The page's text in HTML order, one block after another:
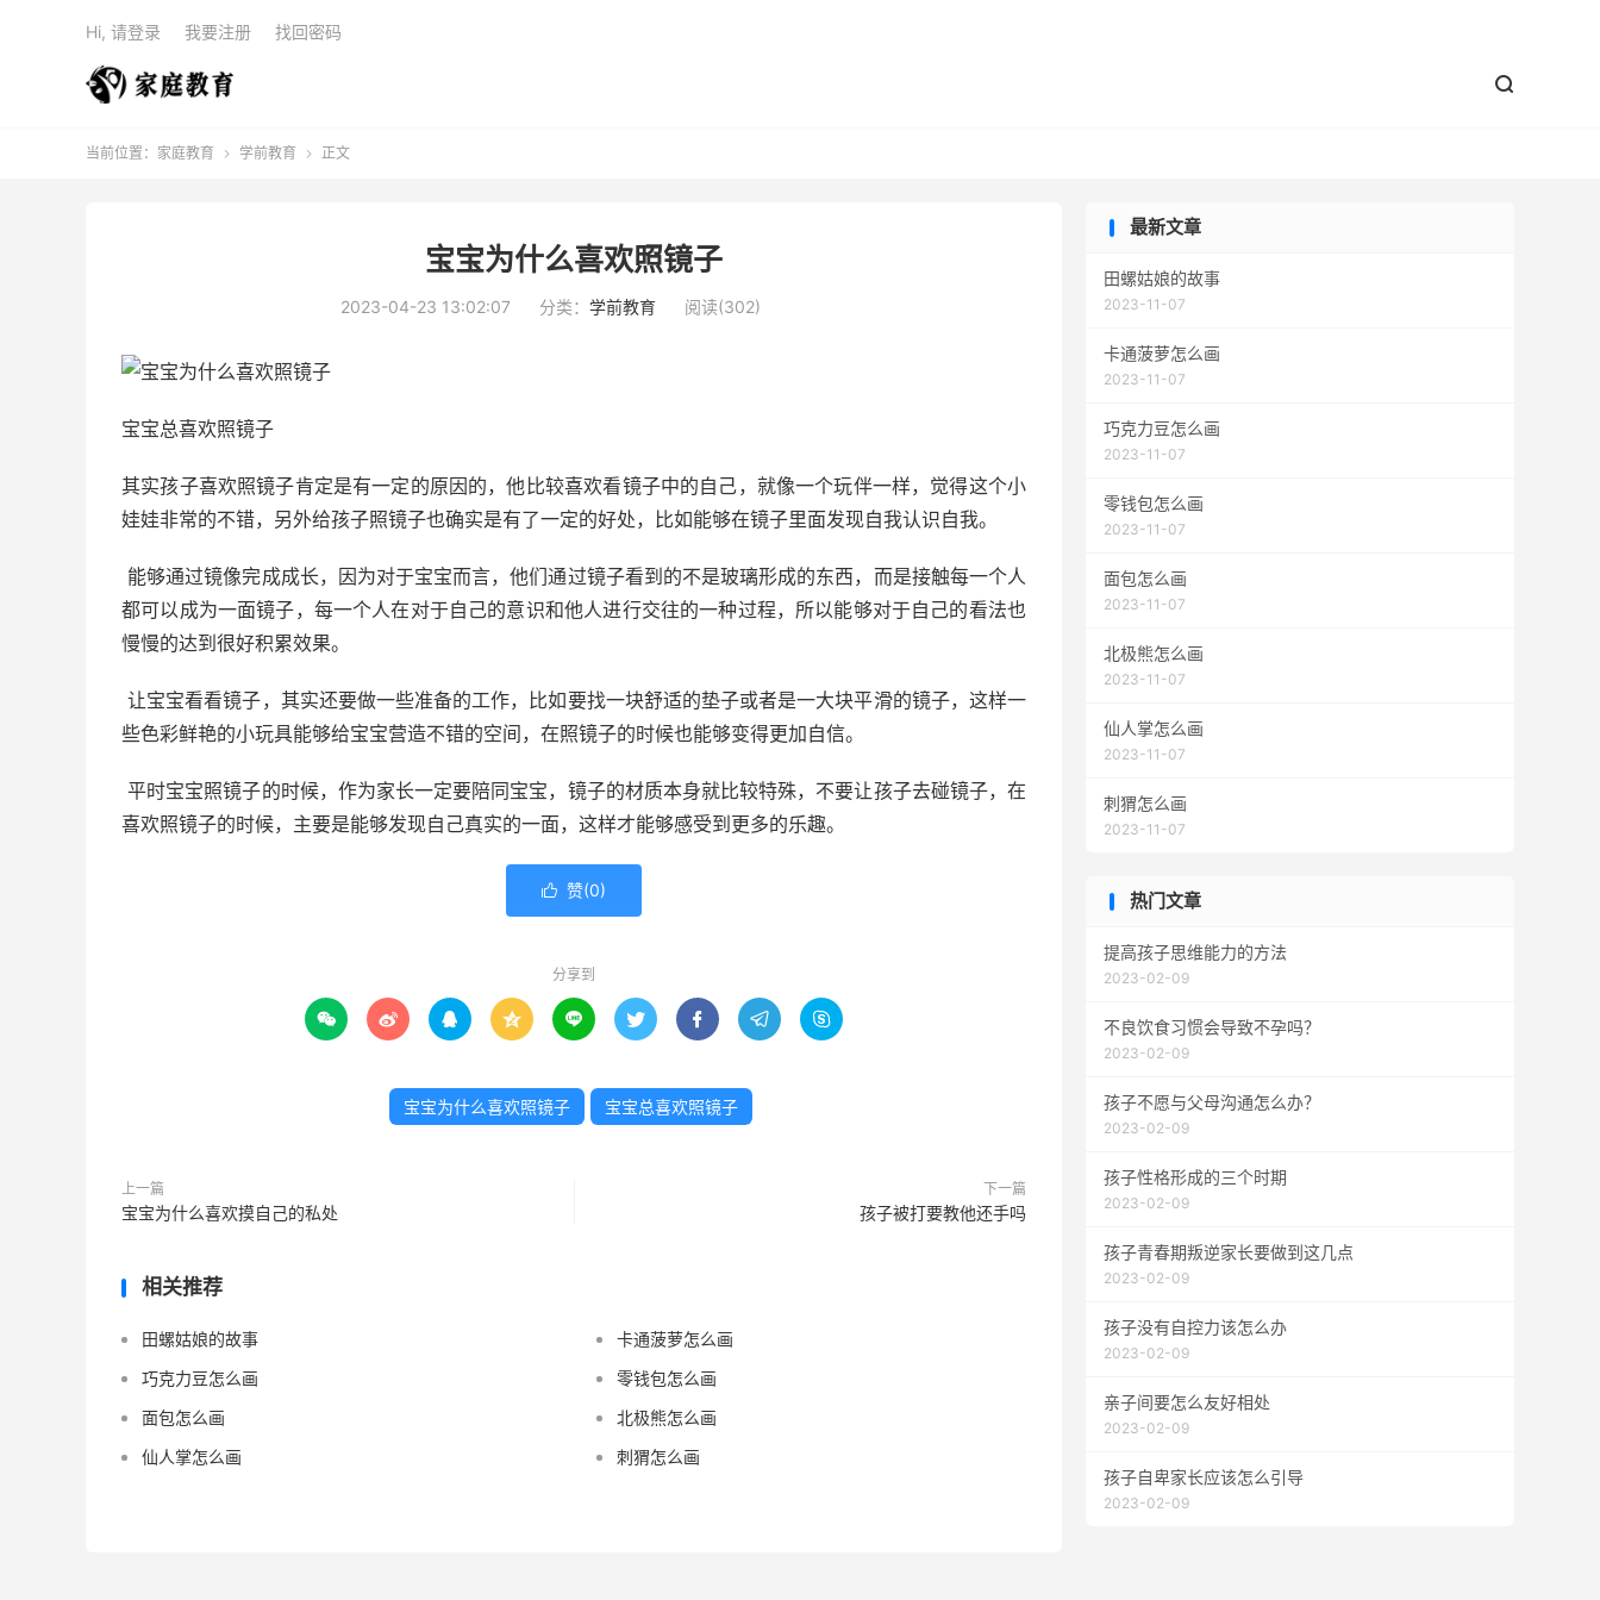

Hi, 请登录 我要注册 找回密码
当前位置： 家庭教育  学前教育  正文
宝宝为什么喜欢照镜子
2023-04-23 13:02:07 分类： 学前教育 阅读(302)
宝宝总喜欢照镜子
其实孩子喜欢照镜子肯定是有一定的原因的，他比较喜欢看镜子中的自己，就像一个玩伴一样，觉得这个小
娃娃非常的不错，另外给孩子照镜子也确实是有了一定的好处，比如能够在镜子里面发现自我认识自我。
能够通过镜像完成成长，因为对于宝宝而言，他们通过镜子看到的不是玻璃形成的东西，而是接触每一个人
都可以成为一面镜子，每一个人在对于自己的意识和他人进行交往的一种过程，所以能够对于自己的看法也
慢慢的达到很好积累效果。
让宝宝看看镜子，其实还要做一些准备的工作，比如要找一块舒适的垫子或者是一大块平滑的镜子，这样一
些色彩鲜艳的小玩具能够给宝宝营造不错的空间，在照镜子的时候也能够变得更加自信。
平时宝宝照镜子的时候，作为家长一定要陪同宝宝，镜子的材质本身就比较特殊，不要让孩子去碰镜子，在
喜欢照镜子的时候，主要是能够发现自己真实的一面，这样才能够感受到更多的乐趣。
 赞(0)
分享到
        
宝宝为什么喜欢照镜子 宝宝总喜欢照镜子
上一篇
宝宝为什么喜欢摸自己的私处
下一篇
孩子被打要教他还手吗
相关推荐
田螺姑娘的故事
卡通菠萝怎么画
巧克力豆怎么画
零钱包怎么画
面包怎么画
北极熊怎么画
仙人掌怎么画
刺猬怎么画
最新文章
田螺姑娘的故事
2023-11-07
卡通菠萝怎么画
2023-11-07
巧克力豆怎么画
2023-11-07
零钱包怎么画
2023-11-07
面包怎么画
2023-11-07
北极熊怎么画
2023-11-07
仙人掌怎么画
2023-11-07
刺猬怎么画
2023-11-07
热门文章
提高孩子思维能力的方法
2023-02-09
不良饮食习惯会导致不孕吗？
2023-02-09
孩子不愿与父母沟通怎么办？
2023-02-09
孩子性格形成的三个时期
2023-02-09
孩子青春期叛逆家长要做到这几点
2023-02-09
孩子没有自控力该怎么办
2023-02-09
亲子间要怎么友好相处
2023-02-09
孩子自卑家长应该怎么引导
2023-02-09